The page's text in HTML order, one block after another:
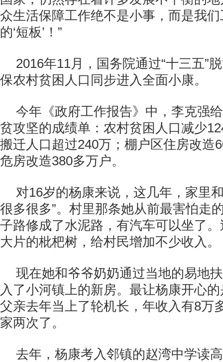
众生活保障工作绝不是小事，而是我
的‘短板’！”
2016年11月，国务院通过“十三五”
保农村贫困人口同步进入全面小康。
今年《政府工作报告》中，李克强
贫攻坚的成绩单：农村贫困人口减少
搬迁人口超过240万；棚户区住房改造
危房改造380多万户。
对16岁的杨康来说，这几年，家里
很多很多”。村里那条她从前最害怕走
子路修成了水泥路，有汽车可以坐了
大片的枇杷树，给村民增加不少收入。
现在她和爷爷奶奶通过当地的易地
入了小河镇上的新房。最让杨康开心
父亲去年当上了轮机长，年收入有8万
家两次了。
去年，杨康考入邻镇的赵湾中学读